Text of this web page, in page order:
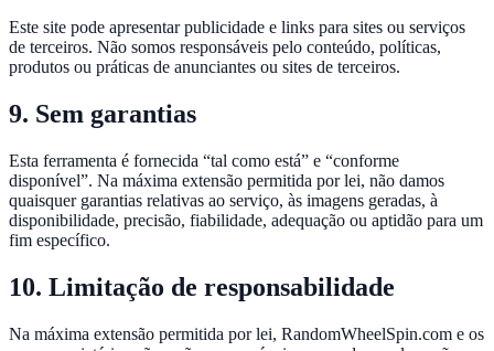
Este site pode apresentar publicidade e links para sites ou serviços
de terceiros. Não somos responsáveis pelo conteúdo, políticas,
produtos ou práticas de anunciantes ou sites de terceiros.
9. Sem garantias
Esta ferramenta é fornecida “tal como está” e “conforme
disponível”. Na máxima extensão permitida por lei, não damos
quaisquer garantias relativas ao serviço, às imagens geradas, à
disponibilidade, precisão, fiabilidade, adequação ou aptidão para um
fim específico.
10. Limitação de responsabilidade
Na máxima extensão permitida por lei, RandomWheelSpin.com e os